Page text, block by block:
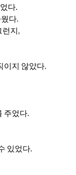
다.
다.
지,
이지 않았다.
주었다.
있었다.